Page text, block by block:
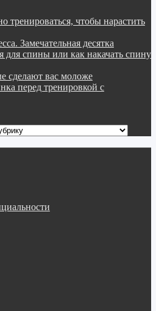
тренироваться, чтобы нарастить
Замечательная десятка
спины или как накачать спину
сделают вас моложе
перед тренировкой с